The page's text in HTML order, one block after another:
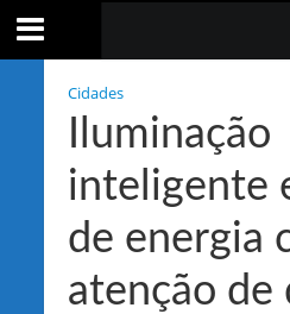
Cidades
Iluminação
inteligente
de energia
atenção de